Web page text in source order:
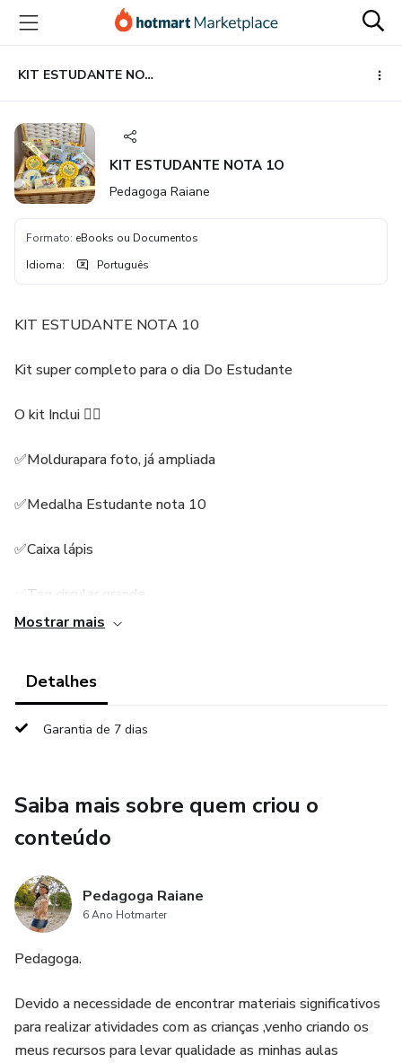
para
conteúdo
principal
para
pagamento
para
rodapé
KIT ESTUDANTE NOTA 1O
KIT ESTUDANTE NOTA 1O
Pedagoga Raiane
Formato: eBooks ou Documentos
Idioma: Português
KIT ESTUDANTE NOTA 10
Kit super completo para o dia Do Estudante
O kit Inclui 👇🏻
✅Moldurapara foto, já ampliada
✅Medalha Estudante nota 10
✅Caixa lápis
✅Tag circular grande
✅Tag para pirulito em 2 opções de tamanho
✅Tag retangular (bolha de sabão)
✅Sacolinha
Apenas 6 Reais
Mostrar mais
Detalhes
Garantia de 7 dias
Saiba mais sobre quem criou o
conteúdo
Pedagoga Raiane
6 Ano Hotmarter
Pedagoga.
Devido a necessidade de encontrar materiais significativos
para realizar atividades com as crianças ,venho criando os
meus recursos para levar qualidade as minhas aulas